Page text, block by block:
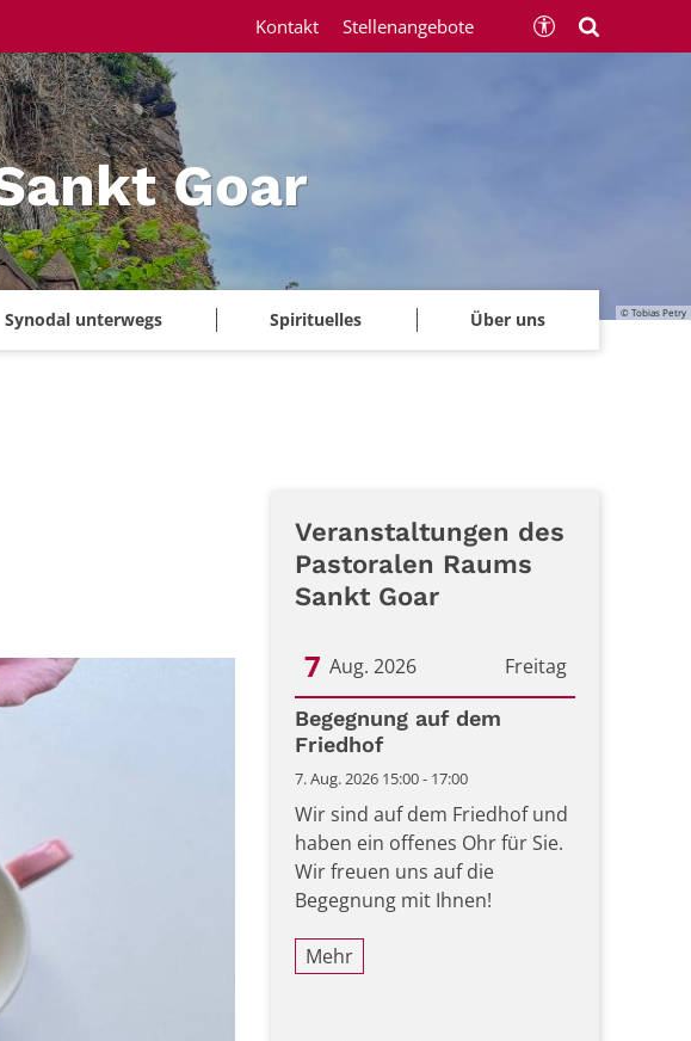
© Tobias Petry
Goar
Synodal unterwegs Spirituelles Über uns
Kontakt Stellenangebote
Veranstaltungen des
Pastoralen Raums
Sankt Goar
Freitag
7 Aug. 2026
Datum: 7. August 2026
Begegnung auf dem
Friedhof
7. Aug. 2026 15:00 - 17:00
Wir sind auf dem Friedhof und
haben ein offenes Ohr für Sie.
Wir freuen uns auf die
Begegnung mit Ihnen!
Mehr